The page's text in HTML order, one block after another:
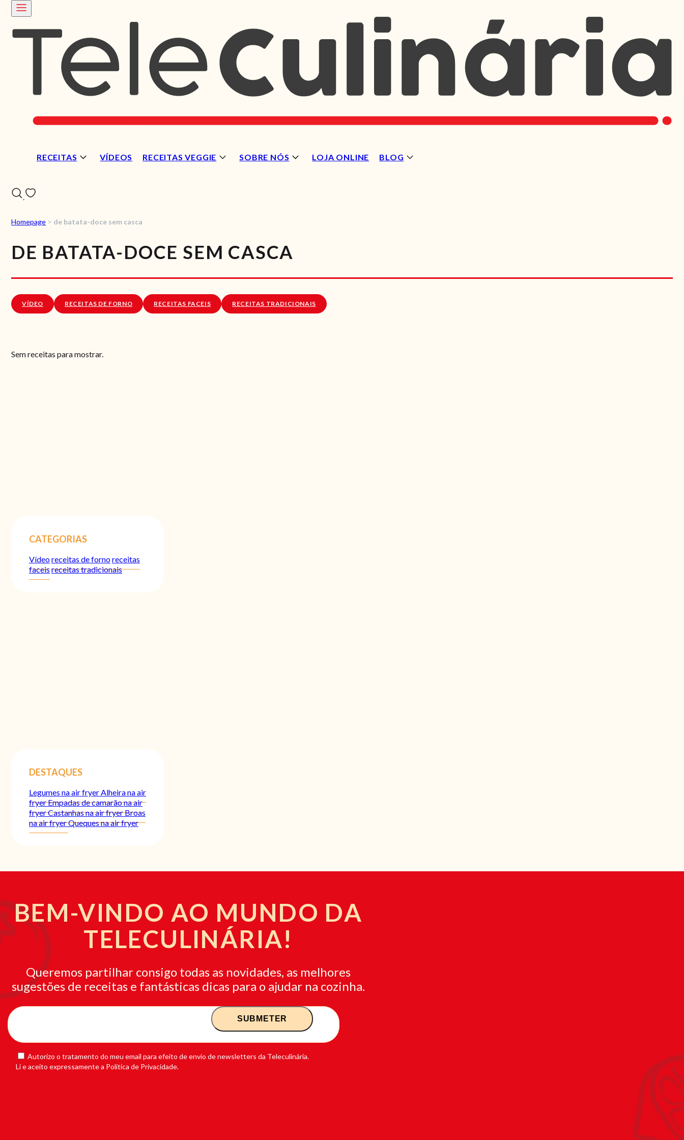
RECEITAS VÍDEOS RECEITAS VEGGIE SOBRE NÓS LOJA ONLINE BLOG
Homepage > de batata-doce sem casca
DE BATATA-DOCE SEM CASCA
VÍDEO RECEITAS DE FORNO RECEITAS FACEIS RECEITAS TRADICIONAIS
Sem receitas para mostrar.
CATEGORIAS
Vídeoreceitas de fornoreceitas
faceisreceitas tradicionais
DESTAQUES
Legumes na air fryerAlheira na air
fryerEmpadas de camarão na air
fryerCastanhas na air fryerBroas
na air fryerQueques na air fryer
BEM-VINDO AO MUNDO DA
TELECULINÁRIA!
Queremos partilhar consigo todas as novidades, as melhores
sugestões de receitas e fantásticas dicas para o ajudar na cozinha.
Autorizo o tratamento do meu email para efeito de envio de newsletters da Teleculinária.
Li e aceito expressamente a Política de Privacidade.